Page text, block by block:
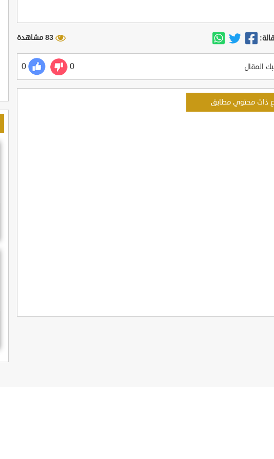
83 مشاهدة
المقال 0
0
ذات محتوي مطابق